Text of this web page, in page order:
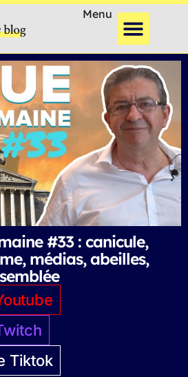
Menu
#33 : canicule,
médias, abeilles,
Tiktok